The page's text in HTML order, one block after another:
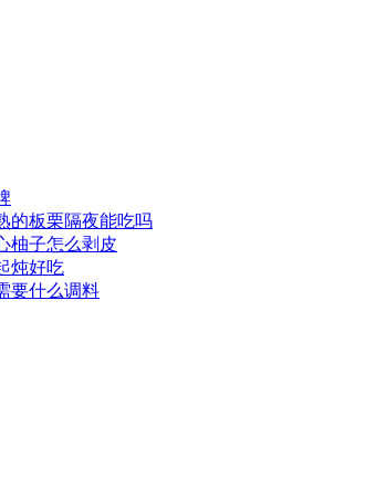
的板栗隔夜能吃吗
柚子怎么剥皮
炖好吃
要什么调料